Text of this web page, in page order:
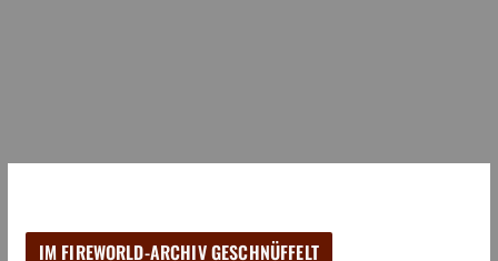
IM FIREWORLD-ARCHIV GESCHNÜFFELT